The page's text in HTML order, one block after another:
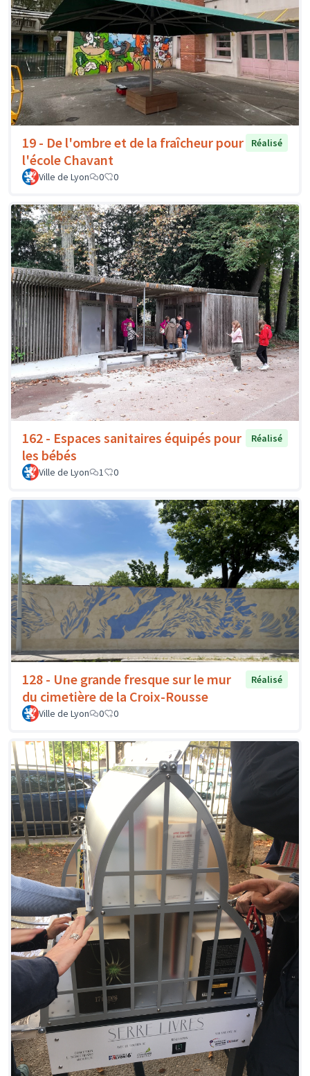
19 - De l'ombre et de la fraîcheur pour
l'école Chavant
Réalisé
Ville de Lyon 0 0
162 - Espaces sanitaires équipés pour
les bébés
Réalisé
Ville de Lyon 1 0
128 - Une grande fresque sur le mur
du cimetière de la Croix-Rousse
Réalisé
Ville de Lyon 0 0